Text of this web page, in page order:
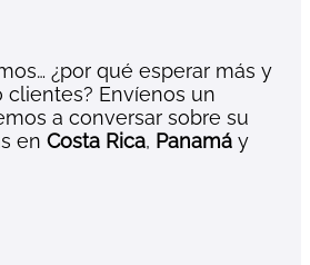
¿por qué esperar más y
Envíenos un
a conversar sobre su
en Costa Rica, Panamá y